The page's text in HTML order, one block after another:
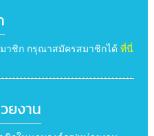
าชิก กรุณาสมัครสมาชิกได้ ที่นี่
ยงาน